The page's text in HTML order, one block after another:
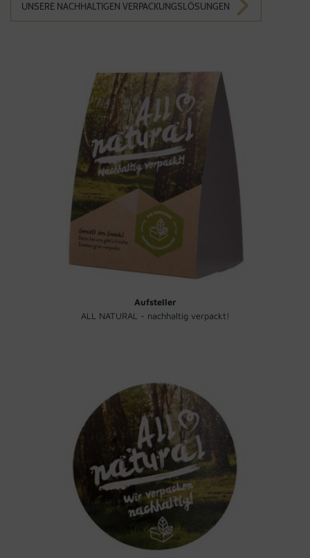
UNSERE NACHHALTIGEN VERPACKUNGSLÖSUNGEN
Aufsteller
ALL NATURAL - nachhaltig verpackt!